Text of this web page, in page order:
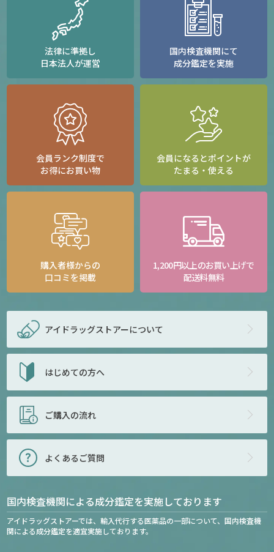
法律に準拠し
日本法人が運営
国内検査機関にて
成分鑑定を実施
会員ランク制度で
お得にお買い物
会員になるとポイントが
たまる・使える
購入者様からの
口コミを掲載
1,200円以上のお買い上げで
配送料無料
アイドラッグストアーについて
はじめての方へ
ご購入の流れ
よくあるご質問
国内検査機関による成分鑑定を実施しております
アイドラッグストアーでは、輸入代行する医薬品の一部について、国内検査機
関による成分鑑定を適宜実施しております。